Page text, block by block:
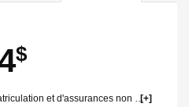
$
TPS, TVQ, frais d'immatriculation et d'assurances non inclus.